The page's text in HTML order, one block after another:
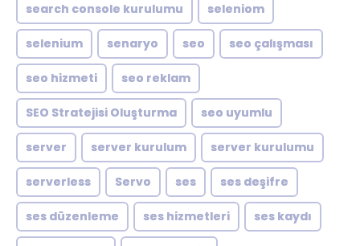
search console kurulumu seleniom
selenium senaryo seo seo çalışması
seo hizmeti seo reklam
SEO Stratejisi Oluşturma seo uyumlu
server server kurulum server kurulumu
serverless Servo ses ses deşifre
ses düzenleme ses hizmetleri ses kaydı